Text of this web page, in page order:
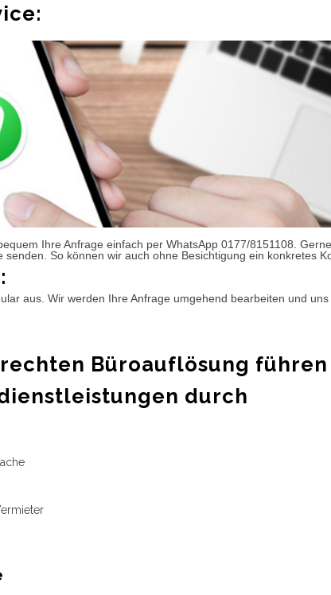
Ihre Anfrage einfach per WhatsApp 0177/8151108.
So können wir auch ohne Besichtigung ein konkretes
aus. Wir werden Ihre Anfrage umgehend bearbeiten und uns
Büroauflösung
durch